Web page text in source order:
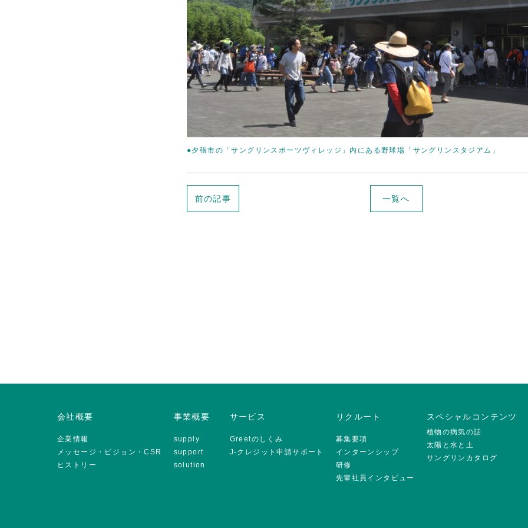
●夕張市の「サングリンスポーツヴィレッジ」内にある野球場「サングリンスタジアム」
前の記事 一覧へ
会社概要
企業情報
メッセージ・ビジョン・CSR
ヒストリー
事業概要
supply
support
solution
サービス
Greetのしくみ
J-クレジット申請サポート
リクルート
募集要項
インターンシップ
研修
先輩社員インタビュー
スペシャルコンテンツ
植物の病気の話
太陽と水と土
サングリンカタログ